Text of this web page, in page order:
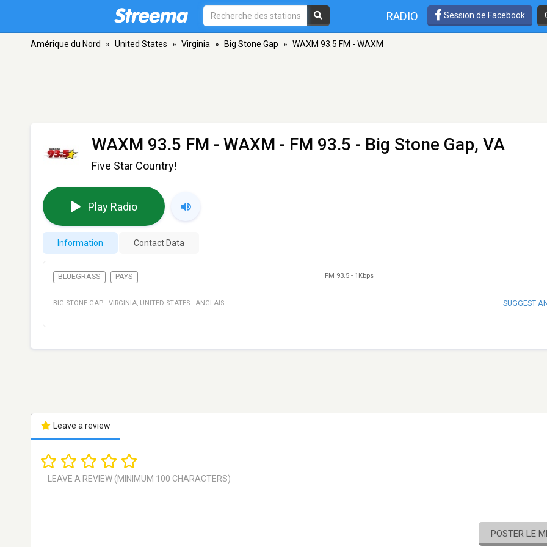
RADIO Session de Facebook
Amérique du Nord » United States » Virginia » Big Stone Gap » WAXM 93.5 FM - WAXM
WAXM 93.5 FM - WAXM - FM 93.5 - Big Stone Gap, VA
Five Star Country!
Play Radio
Information Contact Data
BLUEGRASS PAYS FM 93.5 - 1Kbps
BIG STONE GAP · VIRGINIA, UNITED STATES · ANGLAIS SUGGEST
Leave a review
POSTER LE